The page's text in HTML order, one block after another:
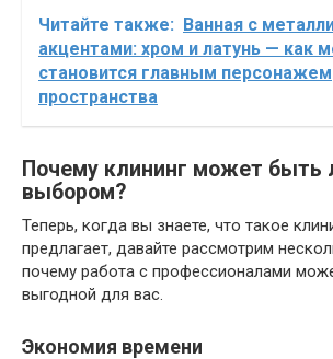
Читайте также: Ванная с
акцентами: хром и латунь — как
становится главным персонажем
пространства
Почему клининг может быть
выбором?
Теперь, когда вы знаете, что такое
предлагает, давайте рассмотрим
почему работа с профессионалами
выгодной для вас.
Экономия времени